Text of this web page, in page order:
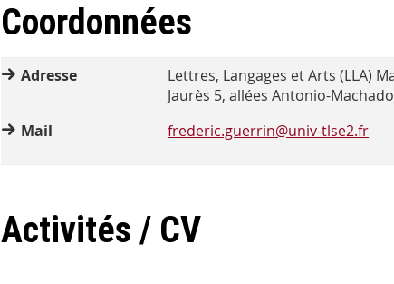
Coordonnées
Adresse
Lettres, Langages et Arts (LLA)
Jaurès 5, allées Antonio-
Mail
frederic.guerrin@univ-tlse2.fr
Activités / CV